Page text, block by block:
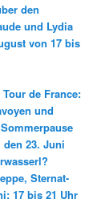
den
und Lydia
von 17 bis
de France:
und
den 23. Juni
Sternat-
17 bis 21 Uhr